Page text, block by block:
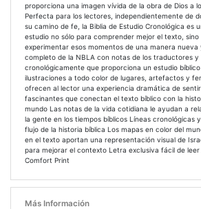
proporciona una imagen vívida de la obra de Dios a
Perfecta para los lectores, independientemente de
su camino de fe, la Biblia de Estudio Cronológica es
estudio no sólo para comprender mejor el texto,
experimentar esos momentos de una manera
completo de la NBLA con notas de los traductores y
cronológicamente que proporciona un estudio
ilustraciones a todo color de lugares, artefactos y
ofrecen al lector una experiencia dramática de
fascinantes que conectan el texto bíblico con la
mundo Las notas de la vida cotidiana le ayudan a
la gente en los tiempos bíblicos Líneas cronológicas
flujo de la historia bíblica Los mapas en color del
en el texto aportan una representación visual de
para mejorar el contexto Letra exclusiva fácil de
Comfort Print
Más Información